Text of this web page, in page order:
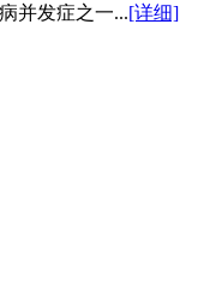
并发症之一...[详细]